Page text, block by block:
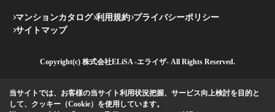
マンションカタログ 利用規約 プライバシーポリシー
サイトマップ
Copyright(c) 株式会社ELiSA -エライザ- All Rights Reserved.
当サイトでは、お客様の当サイト利用状況把握、サービス向上検討を目的と
して、クッキー（Cookie）を使用しています。